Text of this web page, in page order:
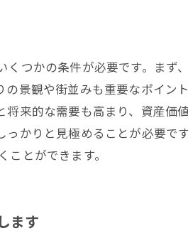
つかの条件が必要です。まず
景観や街並みも重要なポイン
来的な需要も高まり、資産価
かりと見極めることが必要で
とができます。
ます